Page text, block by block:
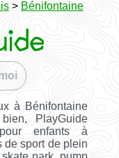
> Bénifontaine
à Bénifontaine
PlayGuide
enfants à
de sport de plein